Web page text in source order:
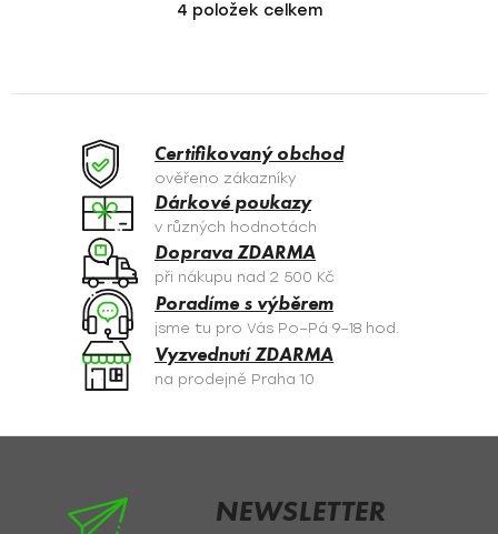
O
á
c
í
p
r
v
k
y
v
ý
p
s
4 položek celkem
Certifikovaný obchod
ověřeno zákazníky
Dárkové poukazy
v různých hodnotách
Doprava ZDARMA
při nákupu nad 2 500 Kč
Poradíme s výběrem
jsme tu pro Vás Po–Pá 9–18 hod.
Vyzvednutí ZDARMA
na prodejně Praha 10
NEWSLETTER